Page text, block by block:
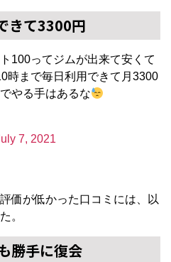
きて3300円
100ってジムが出来て安くて
時まで毎日利用できて月3300
やる手はあるな
7, 2021
価が低かった口コミには、以
。
勝手に復会